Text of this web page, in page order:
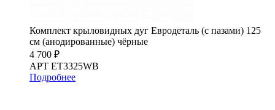
Комплект крыловидных дуг Евродеталь (с пазами) 125
см (анодированные) чёрные
4 700 ₽
АРТ ET3325WB
Подробнее